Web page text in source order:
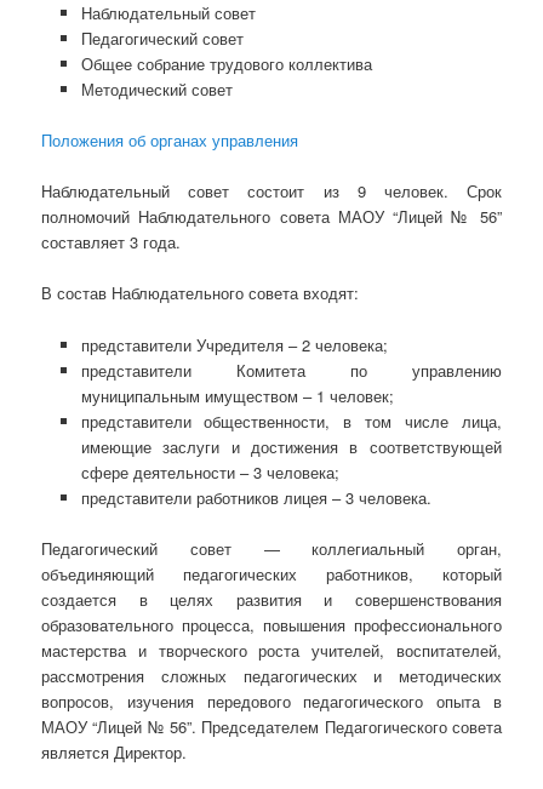
Наблюдательный совет
Педагогический совет
Общее собрание трудового коллектива
Методический совет
Положения об органах управления
Наблюдательный совет состоит из 9 человек. Срок
полномочий Наблюдательного совета МАОУ “Лицей № 56”
составляет 3 года.
В состав Наблюдательного совета входят:
представители Учредителя – 2 человека;
представители Комитета по управлению
муниципальным имуществом – 1 человек;
представители общественности, в том числе лица,
имеющие заслуги и достижения в соответствующей
сфере деятельности – 3 человека;
представители работников лицея – 3 человека.
Педагогический совет — коллегиальный орган,
объединяющий педагогических работников, который
создается в целях развития и совершенствования
образовательного процесса, повышения профессионального
мастерства и творческого роста учителей, воспитателей,
рассмотрения сложных педагогических и методических
вопросов, изучения передового педагогического опыта в
МАОУ “Лицей № 56”. Председателем Педагогического совета
является Директор.